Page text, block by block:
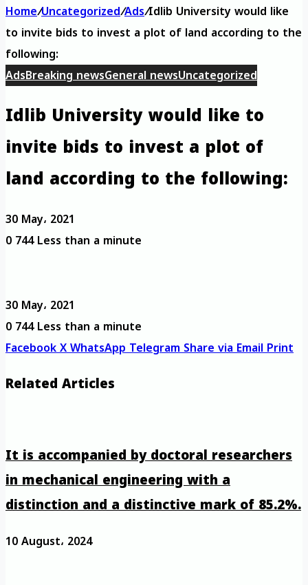
Home/Uncategorized/Ads/Idlib University would like
to invite bids to invest a plot of land according to the
following:
AdsBreaking newsGeneral newsUncategorized
Idlib University would like to
invite bids to invest a plot of
land according to the following:
30 May، 2021
0744Less than a minute
30 May، 2021
0744Less than a minute
FacebookXWhatsAppTelegramShare via EmailPrint
Related Articles
It is accompanied by doctoral researchers
in mechanical engineering with a
distinction and a distinctive mark of 85.2%.
10 August، 2024